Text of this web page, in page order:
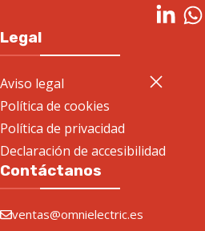
Legal
Aviso legal
Política de cookies
Política de privacidad
Declaración de accesibilidad
Contáctanos
ventas@omnielectric.es